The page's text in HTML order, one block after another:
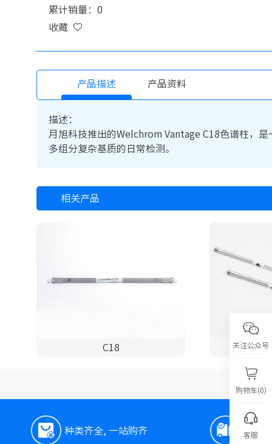
累计销量：0
收藏
产品描述 产品资料
描述：
月旭科技推出的Welchrom Vantage C18色谱柱，
多组分复杂基质的日常检测。
相关产品
C18
种类齐全, 一站购齐 极速
关注公众号
购物车(0)
客服